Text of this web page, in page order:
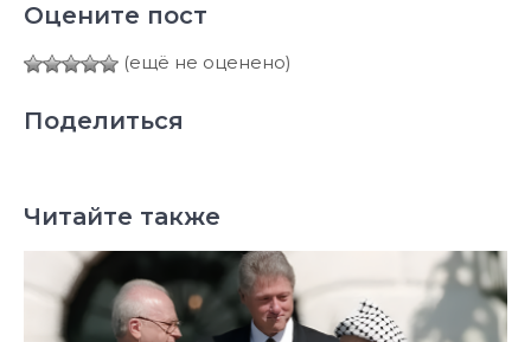
Оцените пост
(ещё не оценено)
Поделиться
Читайте также